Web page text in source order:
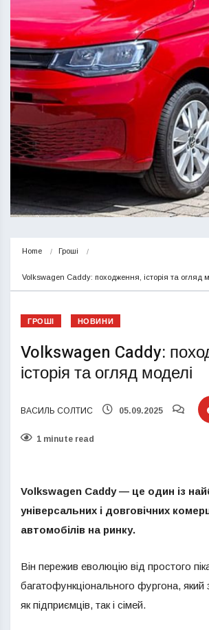
Home Гроші
Volkswagen Caddy: походження, історія та огляд
ГРОШІ НОВИНИ
Volkswagen Caddy:
історія та огляд моделі
ВАСИЛЬ СОЛТИС 05.09.2025
1 minute read
Volkswagen Caddy — це один із
універсальних і довговічних
автомобілів на ринку.
Він пережив еволюцію від простого
багатофункціонального фургона,
як підприємців, так і сімей.